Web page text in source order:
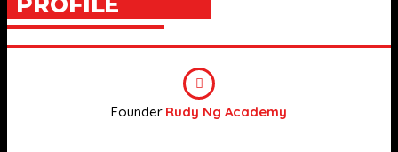
Founder Rudy Ng Academy